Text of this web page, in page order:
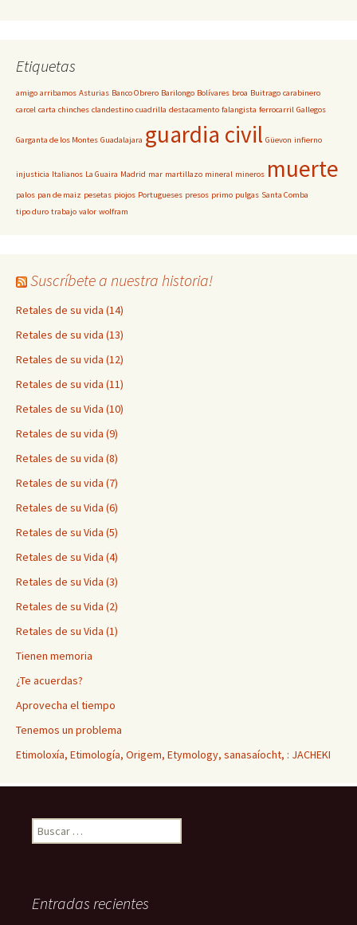
Etiquetas
amigo arribamos Asturias Banco Obrero Barilongo Bolívares broa Buitrago carabinero
carcel carta chinches clandestino cuadrilla destacamento falangista ferrocarril Gallegos
Garganta de los Montes Guadalajara guardia civil Güevon infierno
injusticia Italianos La Guaira Madrid mar martillazo mineral mineros muerte
palos pan de maiz pesetas piojos Portugueses presos primo pulgas Santa Comba
tipo duro trabajo valor wolfram
Suscríbete a nuestra historia!
Retales de su vida (14)
Retales de su vida (13)
Retales de su vida (12)
Retales de su vida (11)
Retales de su Vida (10)
Retales de su vida (9)
Retales de su vida (8)
Retales de su vida (7)
Retales de su Vida (6)
Retales de su Vida (5)
Retales de su Vida (4)
Retales de su Vida (3)
Retales de su Vida (2)
Retales de su Vida (1)
Tienen memoria
¿Te acuerdas?
Aprovecha el tiempo
Tenemos un problema
Etimoloxía, Etimología, Origem, Etymology, sanasaíocht, : JACHEKI
Buscar:
Entradas recientes